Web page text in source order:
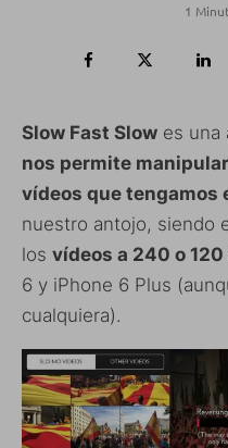
1
Slow Fast Slow es una
nos permite
vídeos que tengamos
nuestro antojo, siendo
los vídeos a 240 o
6 y iPhone 6 Plus
cualquiera).